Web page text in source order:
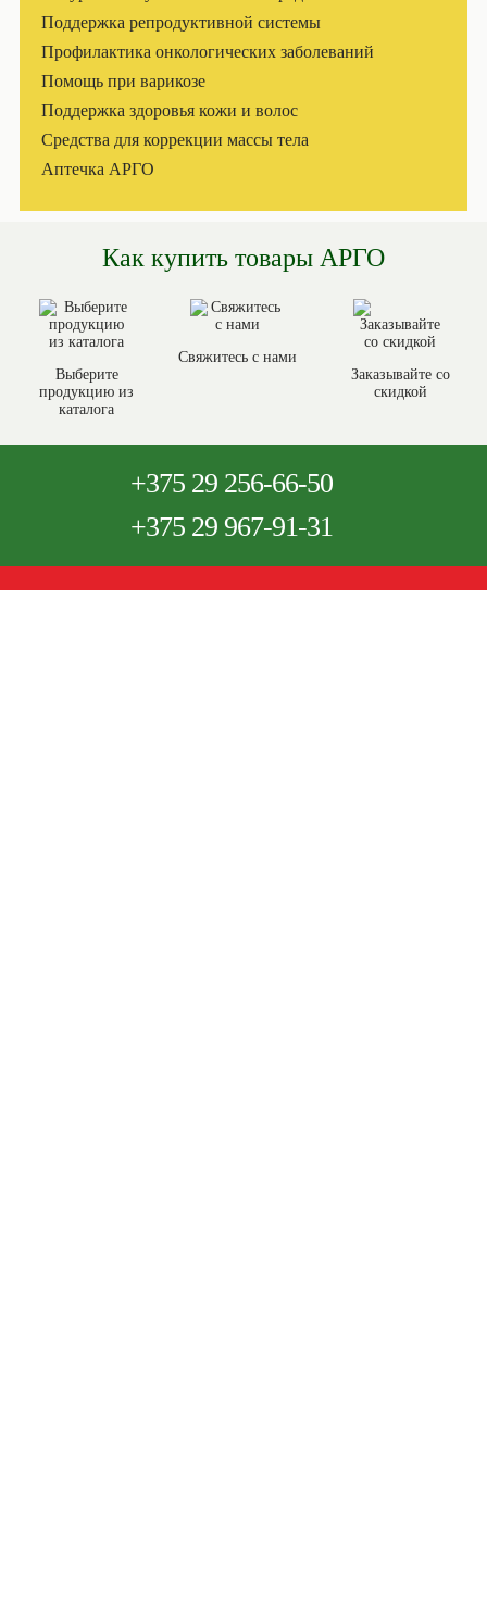
Поддержка репродуктивной системы
Профилактика онкологических заболеваний
Помощь при варикозе
Поддержка здоровья кожи и волос
Средства для коррекции массы тела
Аптечка АРГО
Как купить товары АРГО
Выберите
продукцию из
каталога
Свяжитесь с нами
Заказывайте со
скидкой
+375 29 256-66-50
+375 29 967-91-31